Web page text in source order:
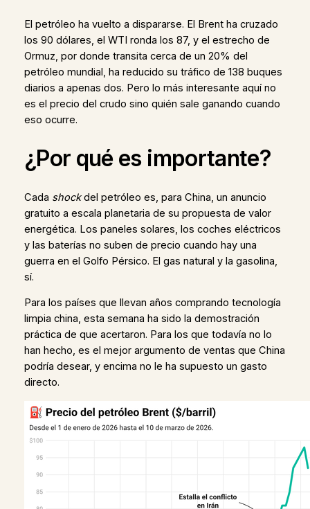
El petróleo ha vuelto a dispararse. El Brent ha cruzado
los 90 dólares, el WTI ronda los 87, y el estrecho de
Ormuz, por donde transita cerca de un 20% del
petróleo mundial, ha reducido su tráfico de 138 buques
diarios a apenas dos. Pero lo más interesante aquí no
es el precio del crudo sino quién sale ganando cuando
eso ocurre.
¿Por qué es importante?
Cada shockdel petróleo es, para China, un anuncio
gratuito a escala planetaria de su propuesta de valor
energética. Los paneles solares, los coches eléctricos
y las baterías no suben de precio cuando hay una
guerra en el Golfo Pérsico. El gas natural y la gasolina,
sí.
Para los países que llevan años comprando tecnología
limpia china, esta semana ha sido la demostración
práctica de que acertaron. Para los que todavía no lo
han hecho, es el mejor argumento de ventas que China
podría desear, y encima no le ha supuesto un gasto
directo.